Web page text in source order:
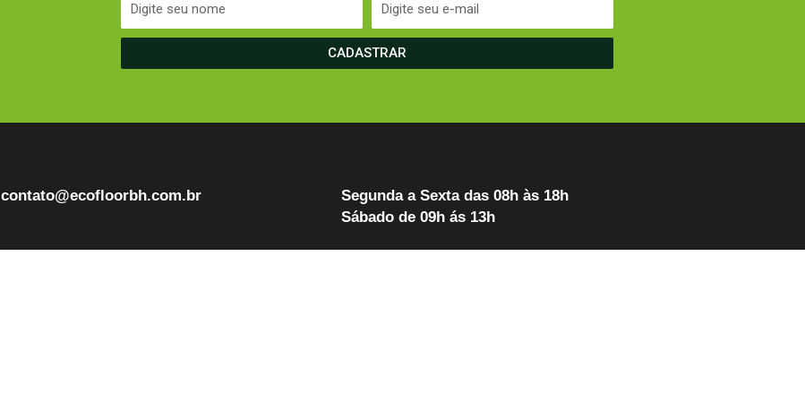
CADASTRAR
contato@ecofloorbh.com.br
Segunda a Sexta das 08h às 18h
Sábado de 09h ás 13h